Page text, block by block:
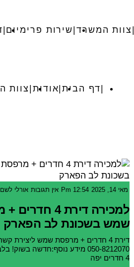
צוות המשרד שירות פרימיום
דף הבית אודות צוות
מאי 14, 2025 12:54 Pm אין תגובות אורלי לשם
למכירה דירת 4
שמש בשכונת לב הפארק
דירת 4 חדרים + מרפסת שמש ליצירת
050-8212070 מידע נוסף:חדשה
4 חדרים יפה